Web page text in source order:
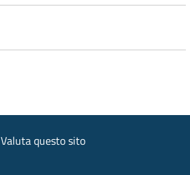
Valuta questo sito